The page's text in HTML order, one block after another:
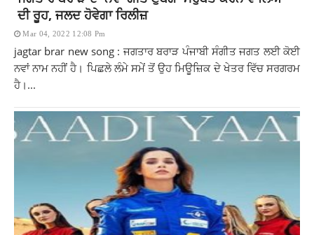
ਦੀ ਰੂਹ, ਜਲਦ ਹੋਵੇਗਾ ਰਿਲੀਜ਼
Mar 04, 2022 12:08 Pm
jagtar brar new song : ਜਗਤਾਰ ਬਰਾੜ ਪੰਜਾਬੀ ਸੰਗੀਤ ਜਗਤ ਲਈ ਕੋਈ
ਨਵਾਂ ਨਾਮ ਨਹੀਂ ਹੈ। ਪਿਛਲੇ ਲੰਮੇ ਸਮੇਂ ਤੋਂ ਉਹ ਮਿਊਜ਼ਿਕ ਦੇ ਖੇਤਰ ਵਿੱਚ ਸਰਗਰਮ
ਹੈ।...